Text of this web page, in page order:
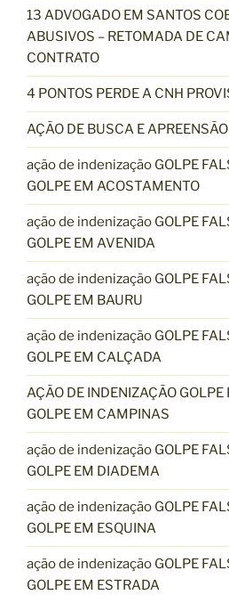
13 ADVOGADO EM SANTOS
ABUSIVOS – RETOMADA DE
CONTRATO
4 PONTOS PERDE A CNH
AÇÃO DE BUSCA E APREENSÃO
ação de indenização GOLPE
GOLPE EM ACOSTAMENTO
ação de indenização GOLPE
GOLPE EM AVENIDA
ação de indenização GOLPE
GOLPE EM BAURU
ação de indenização GOLPE
GOLPE EM CALÇADA
AÇÃO DE INDENIZAÇÃO
GOLPE EM CAMPINAS
ação de indenização GOLPE
GOLPE EM DIADEMA
ação de indenização GOLPE
GOLPE EM ESQUINA
ação de indenização GOLPE
GOLPE EM ESTRADA